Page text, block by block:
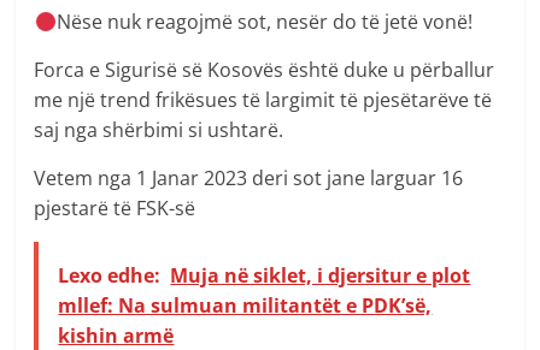
Nëse nuk reagojmë sot, nesër do të jetë vonë!
Forca e Sigurisë së Kosovës është duke u përballur
me një trend frikësues të largimit të pjesëtarëve të
saj nga shërbimi si ushtarë.
Vetem nga 1 Janar 2023 deri sot jane larguar 16
pjestarë të FSK-së
Lexo edhe: Muja në siklet, i djersitur e plot
mllef: Na sulmuan militantët e PDK’së,
kishin armë